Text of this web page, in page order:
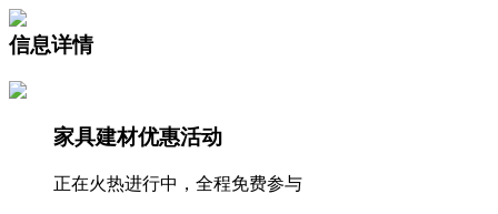
信息详情
家具建材优惠活动
正在火热进行中，全程免费参与